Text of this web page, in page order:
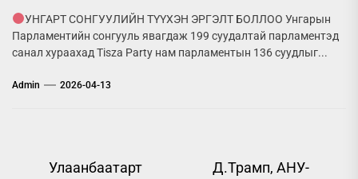
УНГАРТ СОНГУУЛИЙН ТҮҮХЭН ЭРГЭЛТ БОЛЛОО Унгарын
Парламентийн сонгууль явагдаж 199 суудалтай парламентэд
санал хураахад Tisza Party нам парламентын 136 суудлыг...
Admin 2026-04-13
PostУлаанбаатарт
Д.Трамп, АНУ-